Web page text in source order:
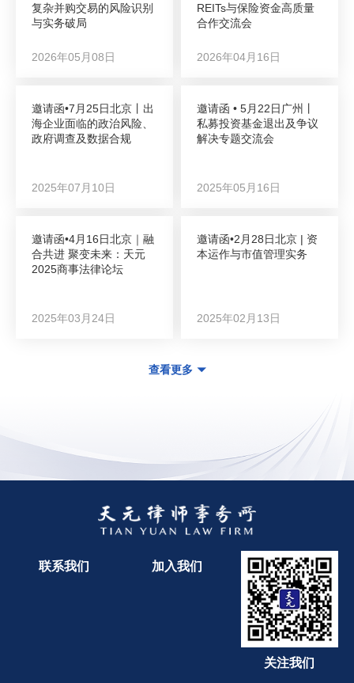
复杂并购交易的风险识别
与实务破局
2026年05月08日
REITs与保险资金高质量
合作交流会
2026年04月16日
邀请函•7月25日北京丨出
海企业面临的政治风险、
政府调查及数据合规
2025年07月10日
邀请函 • 5月22日广州丨
私募投资基金退出及争议
解决专题交流会
2025年05月16日
邀请函•4月16日北京｜融
合共进 聚变未来：天元
2025商事法律论坛
2025年03月24日
邀请函•2月28日北京 | 资
本运作与市值管理实务
2025年02月13日
查看更多
联系我们 加入我们
关注我们